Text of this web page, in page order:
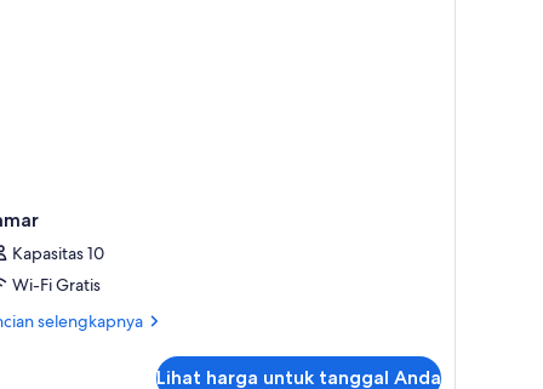
Kapasitas 10
Wi-Fi Gratis
selengkapnya
Lihat harga untuk tanggal Anda